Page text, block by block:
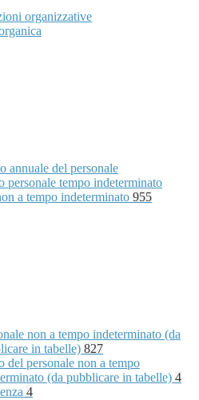
organizzative
annuale del personale
personale tempo indeterminato
a tempo indeterminato 955
non a tempo indeterminato (da
in tabelle) 827
del personale non a tempo
(da pubblicare in tabelle) 4
4